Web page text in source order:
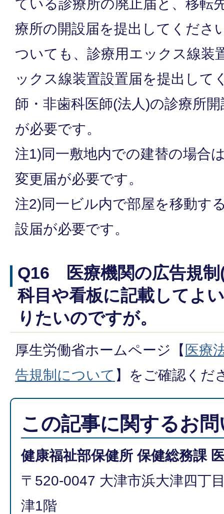
ている診療所の廃止届と、移転
療所の開設届を提出してくださ
ついても、診療用エックス線装
ックス線装置設置届を提出して
師・非歯科医師(法人)の診療所
が必要です。
注1)同一敷地内での建替の場合
変更届が必要です。
注2)同一ビル内で部屋を移動す
設届が必要です。
Q16 医療機関の広告規制
科目や看板に記載してよ
りたいのですが。
厚生労働省ホームページ【 医療
告規制について 】をご確認くだ
この記事に関するお
健康福祉部保健所 保健総務課
〒520-0047 大津市浜大津四丁
津1階